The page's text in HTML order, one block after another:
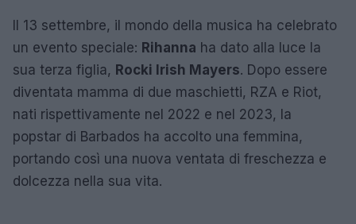
Il 13 settembre, il mondo della musica ha celebrato
un evento speciale: Rihanna ha dato alla luce la
sua terza figlia, Rocki Irish Mayers. Dopo essere
diventata mamma di due maschietti, RZA e Riot,
nati rispettivamente nel 2022 e nel 2023, la
popstar di Barbados ha accolto una femmina,
portando così una nuova ventata di freschezza e
dolcezza nella sua vita.